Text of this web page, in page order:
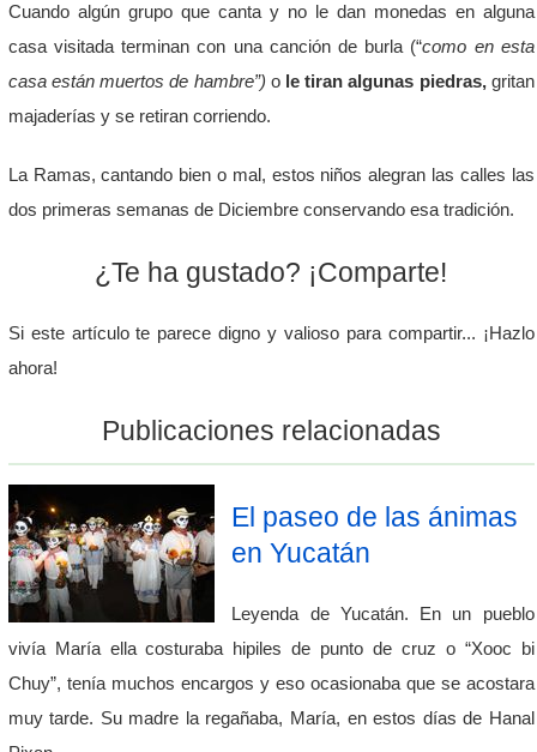
Cuando algún grupo que canta y no le dan monedas en alguna
casa visitada terminan con una canción de burla (“como en esta
casa están muertos de hambre”) o le tiran algunas piedras,gritan
majaderías y se retiran corriendo.
La Ramas, cantando bien o mal, estos niños alegran las calles las
dos primeras semanas de Diciembre conservando esa tradición.
¿Te ha gustado? ¡Comparte!
Si este artículo te parece digno y valioso para compartir... ¡Hazlo
ahora!
Publicaciones relacionadas
El paseo de las ánimas
en Yucatán
Leyenda de Yucatán. En un pueblo
vivía María ella costuraba hipiles de punto de cruz o “Xooc bi
Chuy”, tenía muchos encargos y eso ocasionaba que se acostara
muy tarde. Su madre la regañaba, María, en estos días de Hanal